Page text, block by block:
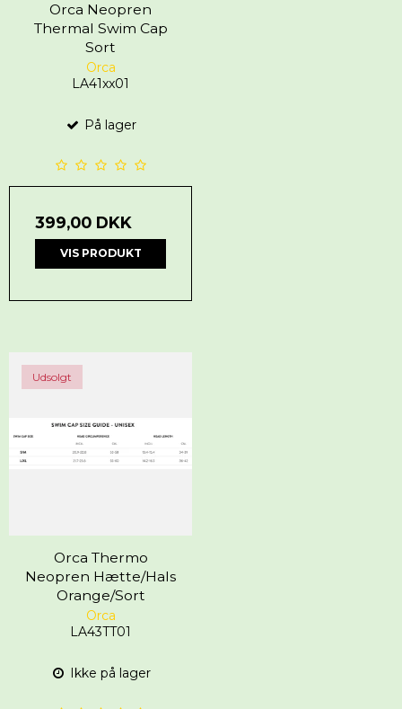
Orca Neopren
Thermal Swim Cap
Sort
Orca
LA41xx01
På lager
399,00 DKK
VIS PRODUKT
Udsolgt
Orca Thermo
Neopren Hætte/Hals
Orange/Sort
Orca
LA43TT01
Ikke på lager